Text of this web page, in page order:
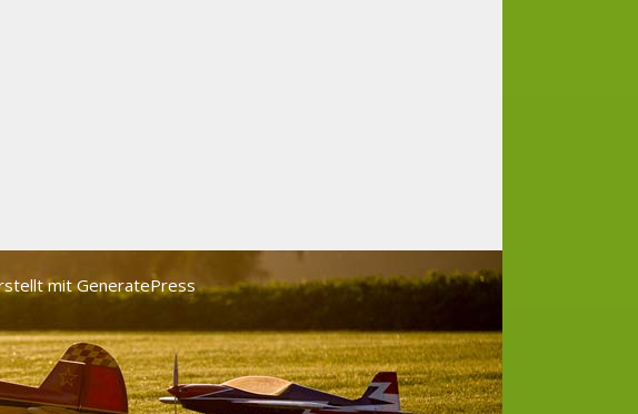
mitGeneratePress